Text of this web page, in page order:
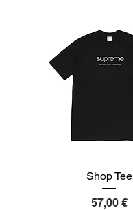
Shop Tee
Preis
57,00 €